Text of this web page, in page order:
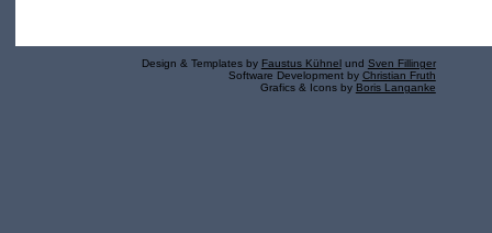
Design & Templates by Faustus Kühnelund Sven Fillinger
Software Development by Christian Fruth
Grafics & Icons by Boris Langanke